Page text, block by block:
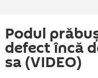
Podul
defect încă
sa (VIDEO)